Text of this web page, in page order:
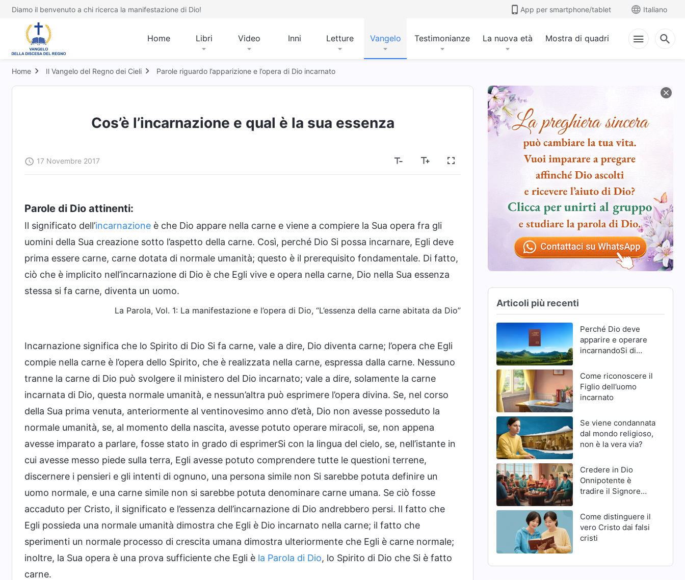
Diamo il benvenuto a chi ricerca la manifestazione di Dio! App per smartphone/tablet Italiano
Home Libri Video Inni Letture Vangelo Testimonianze La nuova età Mostra di quadri
Home Il Vangelo del Regno dei Cieli Parole riguardo l’apparizione e l’opera di Dio incarnato
Cos’è l’incarnazione e qual è la sua essenza
17 Novembre 2017
Parole di Dio attinenti:
Il significato dell’incarnazione è che Dio appare nella carne e viene a compiere la Sua opera fra gli
uomini della Sua creazione sotto l’aspetto della carne. Così, perché Dio Si possa incarnare, Egli deve
prima essere carne, carne dotata di normale umanità; questo è il prerequisito fondamentale. Di fatto,
ciò che è implicito nell’incarnazione di Dio è che Egli vive e opera nella carne, Dio nella Sua essenza
stessa si fa carne, diventa un uomo.
La Parola, Vol. 1: La manifestazione e l’opera di Dio, “L’essenza della carne abitata da Dio”
Incarnazione significa che lo Spirito di Dio Si fa carne, vale a dire, Dio diventa carne; l’opera che Egli
compie nella carne è l’opera dello Spirito, che è realizzata nella carne, espressa dalla carne. Nessuno
tranne la carne di Dio può svolgere il ministero del Dio incarnato; vale a dire, solamente la carne
incarnata di Dio, questa normale umanità, e nessun’altra può esprimere l’opera divina. Se, nel corso
della Sua prima venuta, anteriormente al ventinovesimo anno d’età, Dio non avesse posseduto la
normale umanità, se, al momento della nascita, avesse potuto operare miracoli, se, non appena
avesse imparato a parlare, fosse stato in grado di esprimerSi con la lingua del cielo, se, nell’istante in
cui avesse messo piede sulla terra, Egli avesse potuto comprendere tutte le questioni terrene,
discernere i pensieri e gli intenti di ognuno, una persona simile non Si sarebbe potuta definire un
uomo normale, e una carne simile non si sarebbe potuta denominare carne umana. Se ciò fosse
accaduto per Cristo, il significato e l’essenza dell’incarnazione di Dio andrebbero persi. Il fatto che
Egli possieda una normale umanità dimostra che Egli è Dio incarnato nella carne; il fatto che
sperimenti un normale processo di crescita umana dimostra ulteriormente che Egli è carne normale;
inoltre, la Sua opera è una prova sufficiente che Egli è la Parola di Dio, lo Spirito di Dio che Si è fatto
carne.
Articoli più recenti
Perché Dio deve
apparire e operare
incarnandoSi di
giorni
Come riconoscere il
Figlio dell’uomo
incarnato
Se viene condannata
dal mondo religioso,
non è la vera via?
Credere in Dio
Onnipotente è
tradire il Signore
Come distinguere il
vero Cristo dai falsi
cristi